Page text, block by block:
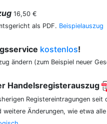
16,50 €
als PDF. Beispielauszug
kostenlos!
ändern (zum Beispiel neuer
Handelsregisterauszug
Registereintragungen seit
weitere Änderungen, wie etwa